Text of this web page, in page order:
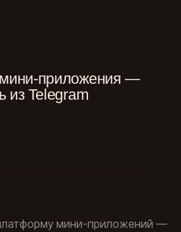
мини-приложений —